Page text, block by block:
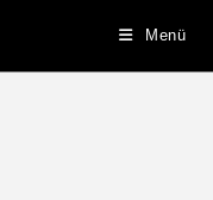
Menü